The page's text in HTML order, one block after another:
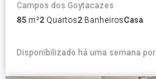
Campos dos Goytacazes
85 m²2 Quartos2 BanheirosCasa
Disponibilizado há uma semana por